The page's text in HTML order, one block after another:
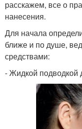
расскажем, все о
нанесения.
Для начала
ближе и по душе,
средствами:
- Жидкой подводкой